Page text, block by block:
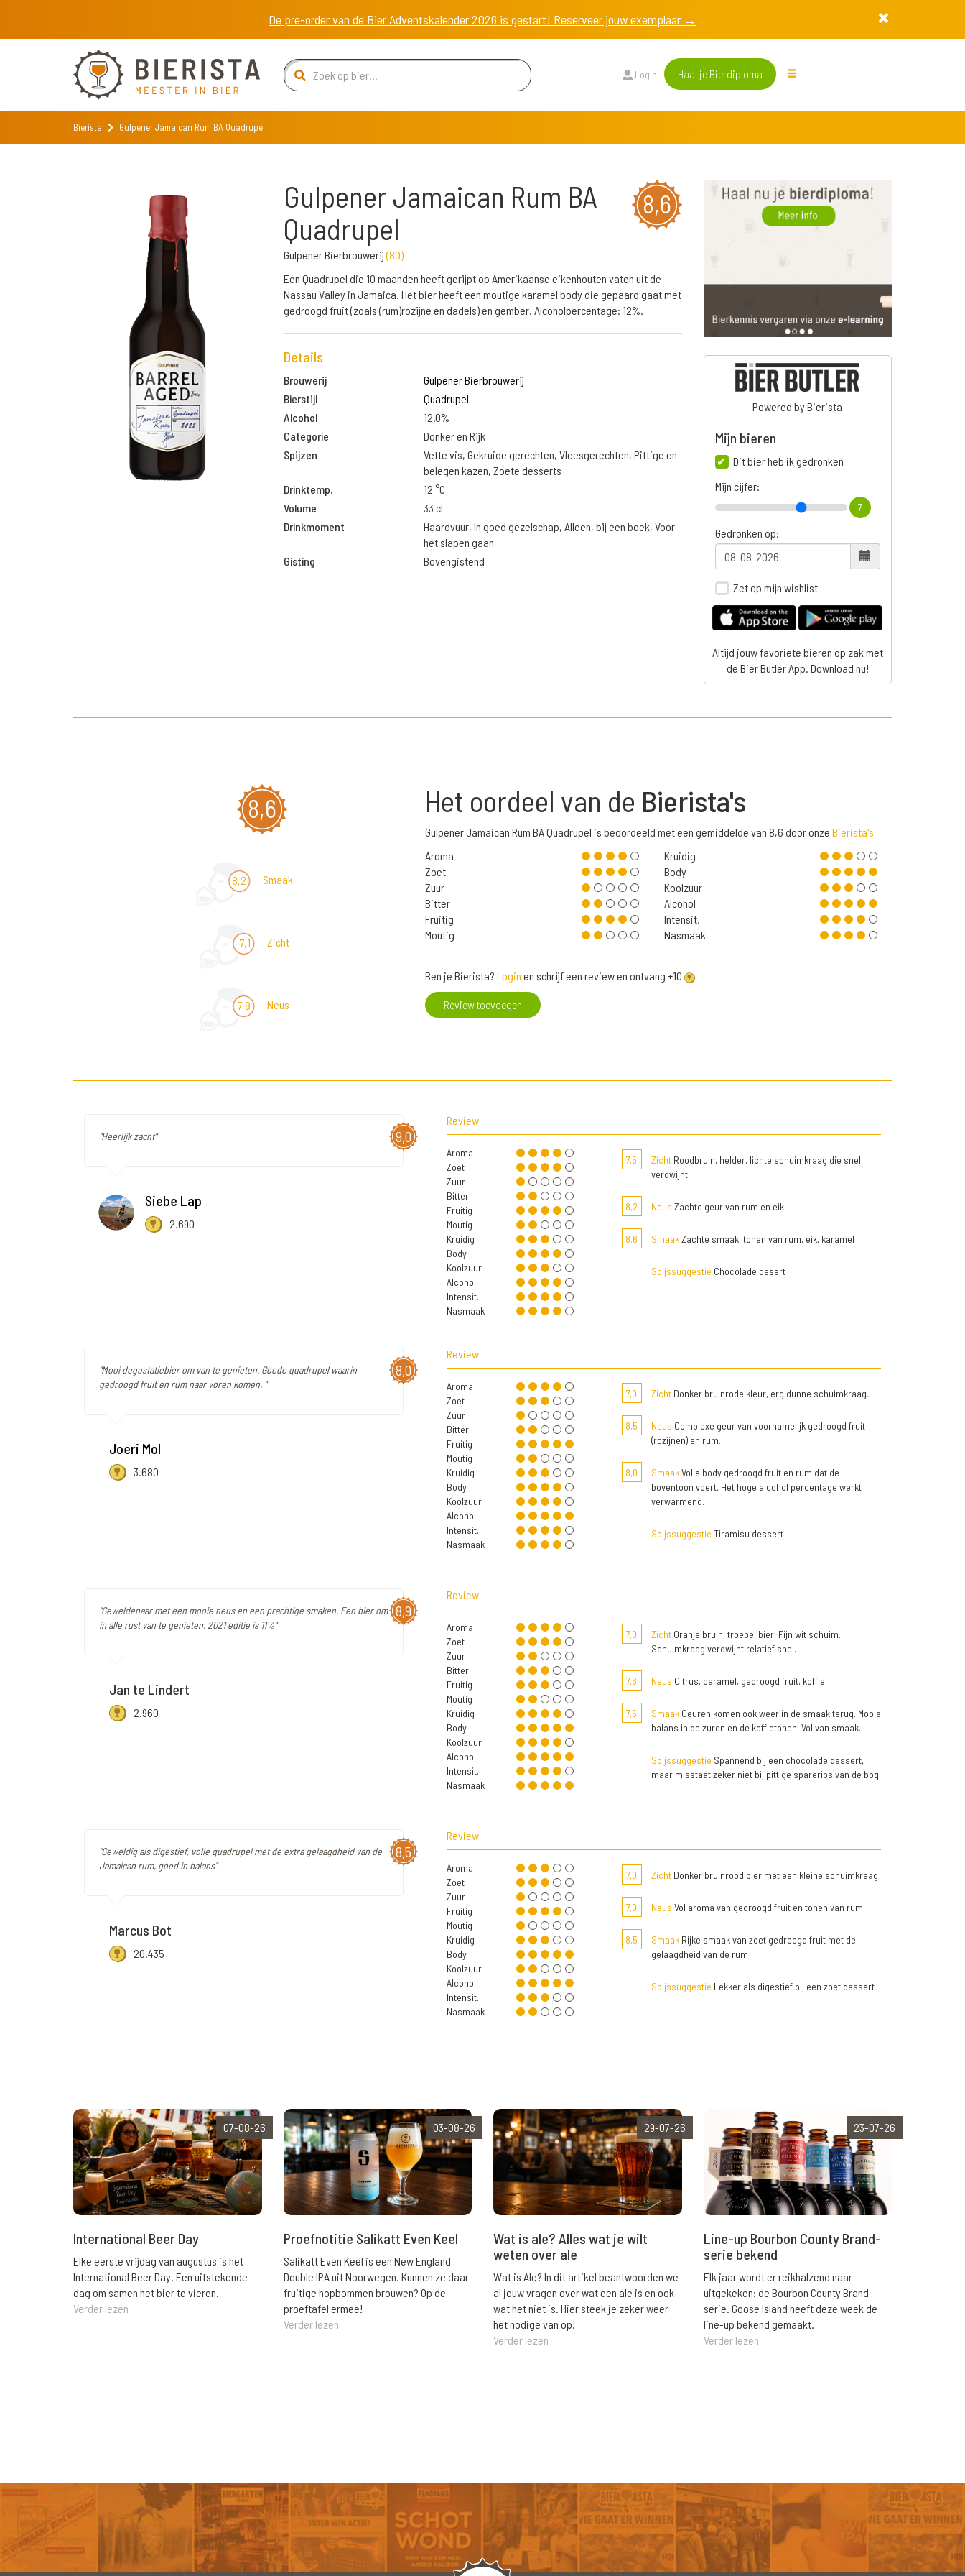
De pre-order van de Bier Adventskalender 2026 is gestart! Reserveer jouw exemplaar →
Login Haal je Bierdiploma
Bierista Gulpener Jamaican Rum BA Quadrupel
8,6
Gulpener Jamaican Rum BA
Quadrupel
Gulpener Bierbrouwerij(80)
Een Quadrupel die 10 maanden heeft gerijpt op Amerikaanse eikenhouten vaten uit de
Nassau Valley in Jamaica. Het bier heeft een moutige karamel body die gepaard gaat met
gedroogd fruit (zoals (rum)rozijne en dadels) en gember. Alcoholpercentage: 12%.
Details
Brouwerij
Gulpener Bierbrouwerij
Bierstijl
Quadrupel
Alcohol
12.0%
Categorie
Donker en Rijk
Spijzen
Vette vis, Gekruide gerechten, Vleesgerechten, Pittige en
belegen kazen, Zoete desserts
Drinktemp.
12 °C
Volume
33 cl
Drinkmoment
Haardvuur, In goed gezelschap, Alleen, bij een boek, Voor
het slapen gaan
Gisting
Bovengistend
Powered by Bierista
Mijn bieren
Dit bier heb ik gedronken
Mijn cijfer:
7
Gedronken op:
Zet op mijn wishlist
Altijd jouw favoriete bieren op zak met
de Bier Butler App. Download nu!
8,6
8,2 Smaak
7,1 Zicht
7,8 Neus
Het oordeel van de Bierista's
Gulpener Jamaican Rum BA Quadrupel is beoordeeld met een gemiddelde van 8,6 door onze Bierista's
Aroma
Zoet
Zuur
Bitter
Fruitig
Moutig
Kruidig
Body
Koolzuur
Alcohol
Intensit.
Nasmaak
Ben je Bierista? Login en schrijf een review en ontvang +10
Review toevoegen
9,0
"Heerlijk zacht"
Siebe Lap
2.690
Review
Aroma
Zoet
Zuur
Bitter
Fruitig
Moutig
Kruidig
Body
Koolzuur
Alcohol
Intensit.
Nasmaak
7,5 ZichtRoodbruin, helder, lichte schuimkraag die snel
verdwijnt
8,2 Neus Zachte geur van rum en eik
8,6 SmaakZachte smaak, tonen van rum, eik, karamel
Spijssuggestie Chocolade desert
8,0
"Mooi degustatiebier om van te genieten. Goede quadrupel waarin
gedroogd fruit en rum naar voren komen. "
Joeri Mol
3.680
Review
Aroma
Zoet
Zuur
Bitter
Fruitig
Moutig
Kruidig
Body
Koolzuur
Alcohol
Intensit.
Nasmaak
7,0 ZichtDonker bruinrode kleur, erg dunne schuimkraag.
8,5 Neus Complexe geur van voornamelijk gedroogd fruit
(rozijnen) en rum.
8,0 SmaakVolle body gedroogd fruit en rum dat de
boventoon voert. Het hoge alcohol percentage werkt
verwarmend.
Spijssuggestie Tiramisu dessert
8,9
"Geweldenaar met een mooie neus en een prachtige smaken. Een bier om
in alle rust van te genieten. 2021 editie is 11%"
Jan te Lindert
2.960
Review
Aroma
Zoet
Zuur
Bitter
Fruitig
Moutig
Kruidig
Body
Koolzuur
Alcohol
Intensit.
Nasmaak
7,0 ZichtOranje bruin, troebel bier. Fijn wit schuim.
Schuimkraag verdwijnt relatief snel.
7,6 Neus Citrus, caramel, gedroogd fruit, koffie
7,5 SmaakGeuren komen ook weer in de smaak terug. Mooie
balans in de zuren en de koffietonen. Vol van smaak.
Spijssuggestie Spannend bij een chocolade dessert,
maar misstaat zeker niet bij pittige spareribs van de bbq
8,5
"Geweldig als digestief, volle quadrupel met de extra gelaagdheid van de
Jamaican rum, goed in balans"
Marcus Bot
20.435
Review
Aroma
Zoet
Zuur
Fruitig
Moutig
Kruidig
Body
Koolzuur
Alcohol
Intensit.
Nasmaak
7,0 ZichtDonker bruinrood bier met een kleine schuimkraag
7,0 Neus Vol aroma van gedroogd fruit en tonen van rum
8,5 SmaakRijke smaak van zoet gedroogd fruit met de
gelaagdheid van de rum
Spijssuggestie Lekker als digestief bij een zoet dessert
07-08-26
International Beer Day
Elke eerste vrijdag van augustus is het
International Beer Day. Een uitstekende
dag om samen het bier te vieren.
Verder lezen
03-08-26
Proefnotitie Salikatt Even Keel
Salikatt Even Keel is een New England
Double IPA uit Noorwegen. Kunnen ze daar
fruitige hopbommen brouwen? Op de
proeftafel ermee!
Verder lezen
29-07-26
Wat is ale? Alles wat je wilt
weten over ale
Wat is Ale? In dit artikel beantwoorden we
al jouw vragen over wat een ale is en ook
wat het niet is. Hier steek je zeker weer
het nodige van op!
Verder lezen
23-07-26
Line-up Bourbon County Brand-
serie bekend
Elk jaar wordt er reikhalzend naar
uitgekeken: de Bourbon County Brand-
serie. Goose Island heeft deze week de
line-up bekend gemaakt.
Verder lezen